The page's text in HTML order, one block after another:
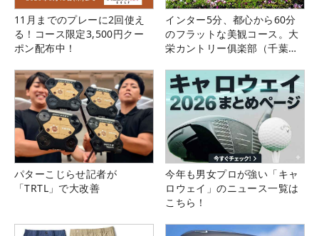
11月までのプレーに2回使え
る！コース限定3,500円クー
ポン配布中！
インター5分、都心から60分
のフラットな美観コース。大
栄カントリー俱楽部（千葉
パターこじらせ記者が
「TRTL」で大改善
今年も男女プロが強い「キャ
ロウェイ」のニュース一覧は
こちら！